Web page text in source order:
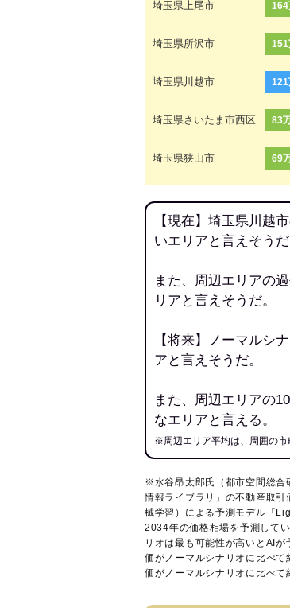
埼玉県上尾市 164
埼玉県所沢市 151
埼玉県川越市 121
埼玉県さいたま市西区 83
埼玉県狭山市 69
【現在】埼玉県川越
いエリアと言えそうだ
また、周辺エリアの
リアと言えそうだ。
【将来】ノーマルシ
アと言えそうだ。
また、周辺エリアの
なエリアと言える。
※周辺エリア平均は、周囲の市
※水谷昂太郎氏（都市空間総合
情報ライブラリ 」の不動産取
械学習）による予測モデル「
2034年の価格相場を予測して
リオは最も可能性が高いとAI
価がノーマルシナリオに比べ
価がノーマルシナリオに比べて